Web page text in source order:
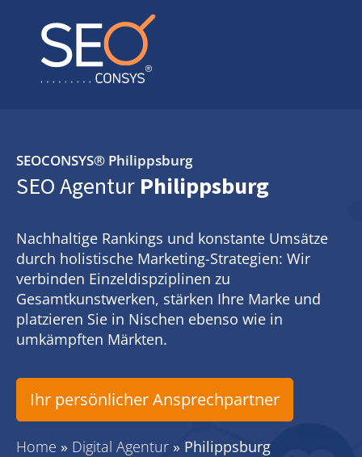
SEOCONSYS® Philippsburg
SEO Agentur Philippsburg
Nachhaltige Rankings und konstante Umsätze
durch holistische Marketing-Strategien: Wir
verbinden Einzeldispziplinen zu
Gesamtkunstwerken, stärken Ihre Marke und
platzieren Sie in Nischen ebenso wie in
umkämpften Märkten.
Ihr persönlicher Ansprechpartner
Home » Digital Agentur » Philippsburg